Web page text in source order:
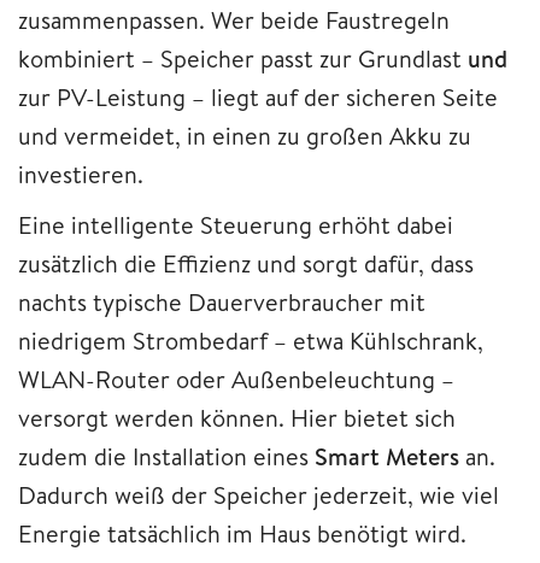
zusammenpassen. Wer beide Faustregeln
kombiniert – Speicher passt zur Grundlast und
zur PV-Leistung – liegt auf der sicheren Seite
und vermeidet, in einen zu großen Akku zu
investieren.
Eine intelligente Steuerung erhöht dabei
zusätzlich die Effizienz und sorgt dafür, dass
nachts typische Dauerverbraucher mit
niedrigem Strombedarf – etwa Kühlschrank,
WLAN-Router oder Außenbeleuchtung –
versorgt werden können. Hier bietet sich
zudem die Installation eines Smart Meters an.
Dadurch weiß der Speicher jederzeit, wie viel
Energie tatsächlich im Haus benötigt wird.